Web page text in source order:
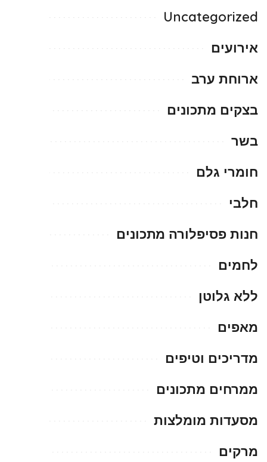
Uncategorized
אירועים
ארוחת ערב
בצקים מתכונים
בשר
חומרי גלם
חלבי
חנות פסיפלורה מתכונים
לחמים
ללא גלוטן
מאפים
מדריכים וטיפים
ממרחים מתכונים
מסעדות מומלצות
מרקים